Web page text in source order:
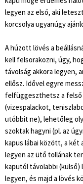
legyen az első, aki
korcsolya ugyanúgy
A húzott lövés a
kell felsorakozni, úgy,
távolság akkora legyen,
ellősz. Idővel egyre
felfüggeszthetsz a
(vizespalackot,
utóbbit ne), lehetőleg
szoktak hagyni (pl. az
kapus lábai között, a két
legyen az ütő tollának
kaputól távolabbi (külső)
legyen, és majd a lövés